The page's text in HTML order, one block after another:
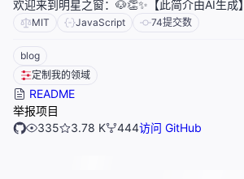
欢迎来到明星之窗：🐶👏✨【此简介由AI生成】
MIT JavaScript 74提交数
blog
定制我的领域
README
举报项目
335
3.78 K 444访问 GitHub